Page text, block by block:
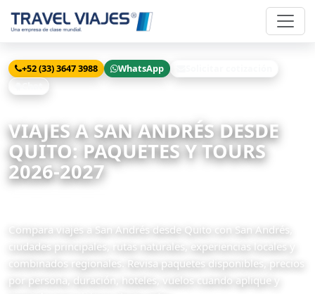
+52 (33) 3647 3988 WhatsApp
VIAJES A SAN ANDRÉS DESDE
QUITO: PAQUETES Y TOURS
2026-2027
Compara viajes a San Andrés desde Quito con San Andrés,
ciudades principales, rutas naturales, experiencias locales y
combinados regionales. Revisa paquetes disponibles, precios
por persona, duración, hoteles, vuelos cuando aplique y